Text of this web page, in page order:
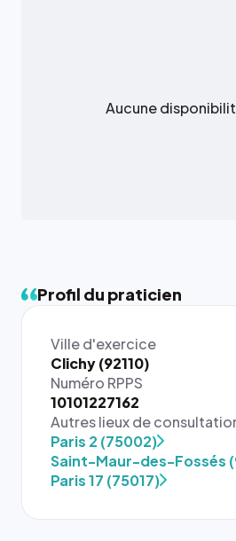
Aucune
Profil du praticien
Ville d'exercice
Clichy (92110)
Numéro RPPS
10101227162
Autres lieux de
Paris 2 (75002)
Saint-Maur-des-Fossés
Paris 17 (75017)
{# 40×40
: la taille
rendue par
`.profile-